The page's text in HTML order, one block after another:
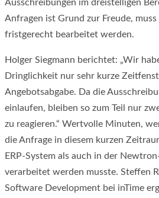
Ausschreibungen im dreistelligen
Anfragen ist Grund zur Freude,
fristgerecht bearbeitet werden.
Holger Siegmann berichtet: „Wir
Dringlichkeit nur sehr kurze
Angebotsabgabe. Da die
einlaufen, bleiben so zum Teil nur
zu reagieren.“ Wertvolle Minuten,
die Anfrage in diesem kurzen
ERP-System als auch in der
verarbeitet werden musste. Steffen
Software Development bei inTime